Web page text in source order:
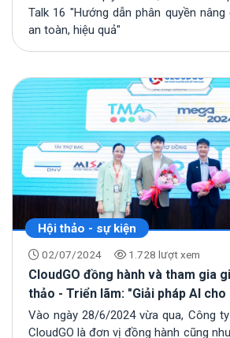
Talk 16 "Hướng dẫn phân quyền
an toàn, hiệu quả"
Hội thảo - sự kiện
02/07/2024 1.728 lượt xem
CloudGO đồng hành và tham gia
thảo - Triển lãm: "Giải pháp AI
Vào ngày 28/6/2024 vừa qua, Công
CloudGO là đơn vị đồng hành cũng